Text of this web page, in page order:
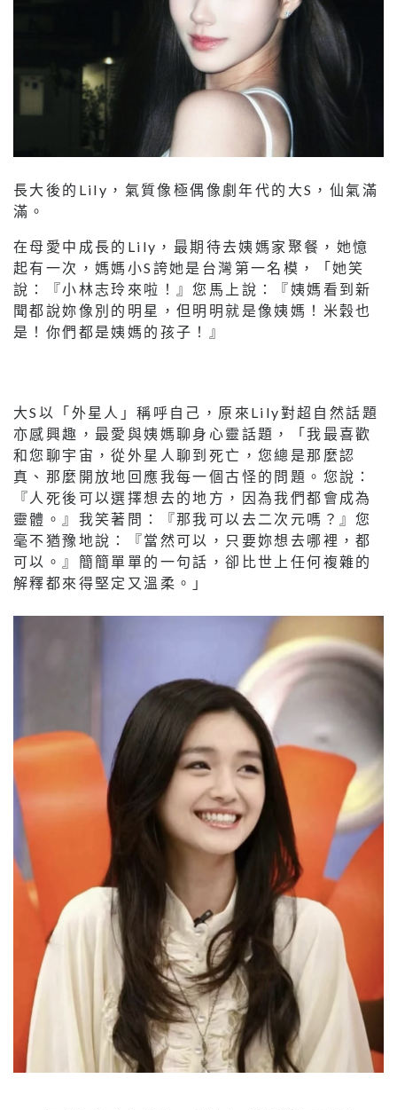
長大後的Lily，氣質像極偶像劇年代的大S，仙氣滿
滿。
在母愛中成長的Lily，最期待去姨媽家聚餐，她憶
起有一次，媽媽小S誇她是台灣第一名模，「她笑
說：『小林志玲來啦！』您馬上說：『姨媽看到新
聞都說妳像別的明星，但明明就是像姨媽！米穀也
是！你們都是姨媽的孩子！』
大S以「外星人」稱呼自己，原來Lily對超自然話題
亦感興趣，最愛與姨媽聊身心靈話題，「我最喜歡
和您聊宇宙，從外星人聊到死亡，您總是那麼認
真、那麼開放地回應我每一個古怪的問題。您說：
『人死後可以選擇想去的地方，因為我們都會成為
靈體。』我笑著問：『那我可以去二次元嗎？』您
毫不猶豫地說：『當然可以，只要妳想去哪裡，都
可以。』簡簡單單的一句話，卻比世上任何複雜的
解釋都來得堅定又溫柔。」